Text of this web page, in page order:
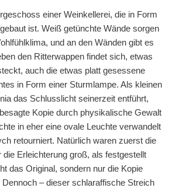
einer Weinkellerei, die in Form
ist. Weiß getünchte Wände sorgen
und an den Wänden gibt es
den Ritterwappen findet sich, etwas
auch die etwas platt gesessene
in Form einer Sturmlampe. Als kleinen
das Schlusslicht seinerzeit entführt,
Kopie durch physikalische Gewalt
in eher eine ovale Leuchte verwandelt
retourniert. Natürlich waren zuerst die
die Erleichterung groß, als festgestellt
das Original, sondern nur die Kopie
– dieser schlaraffische Streich